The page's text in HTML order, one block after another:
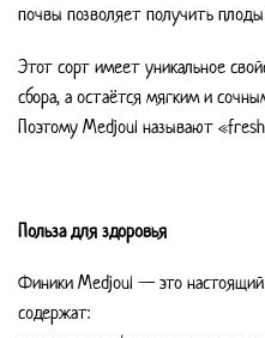
почвы позволяет получить
Этот сорт имеет уникальное
сбора, а остаётся мягким и
Поэтому Medjoul называют
Польза для здоровья
Финики Medjoul — это
содержат: